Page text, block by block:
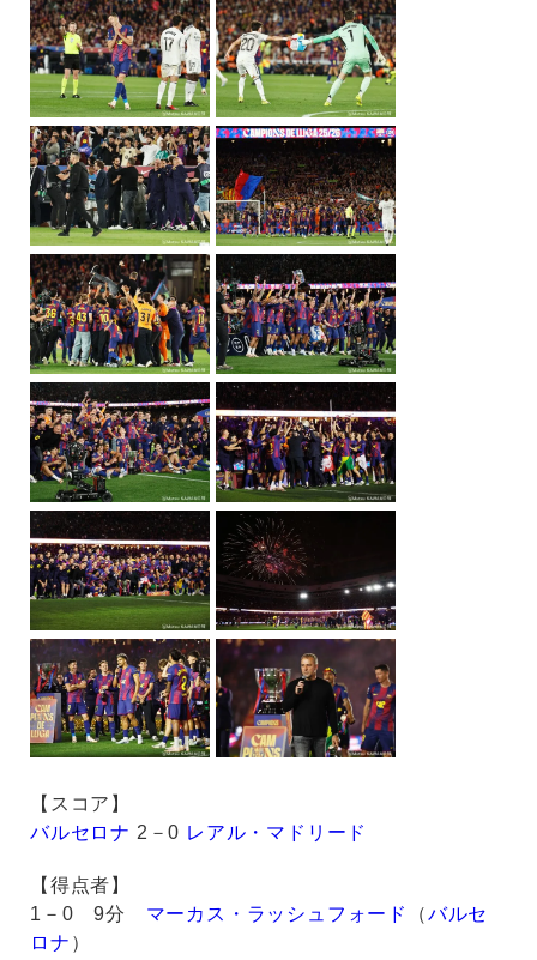
【スコア】
バルセロナ 2－0 レアル・マドリード
【得点者】
1－0 9分 マーカス・ラッシュフォード （バルセ
ロナ ）